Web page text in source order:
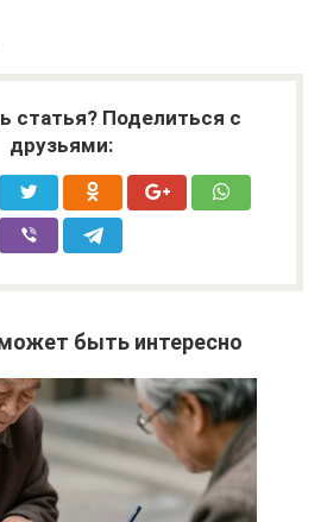
статья? Поделиться с
друзьями:
быть интересно